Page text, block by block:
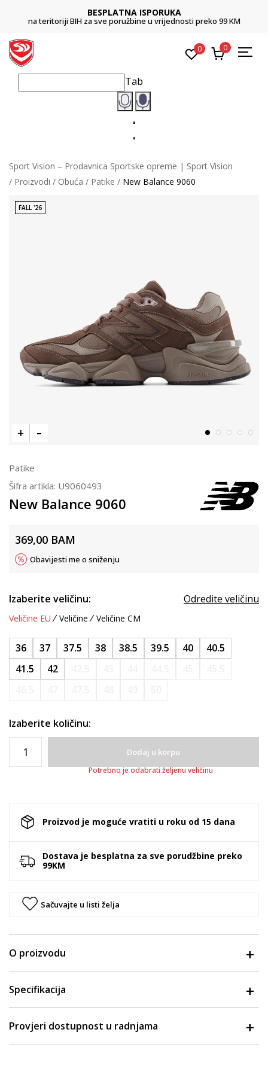
BESPLATNA ISPORUKA
na teritoriji BIH za sve poružbine u vrijednosti preko 99 KM
0 0
Tab
Sport Vision – Prodavnica Sportske opreme | Sport Vision
Proizvodi
Obuća Patike New Balance 9060
FALL '26
Patike
Šifra artikla: U9060493
New Balance 9060
369,00 BAM
Obavijesti me o sniženju
Izaberite veličinu: Odredite veličinu
Veličine EU Veličine Veličine CM
36 37 37.5 38 38.5 39.5 40
40.5
41.5
42
Izaberite količinu:
Dodaj u korpu
Potrebno je odabrati željenu veličinu
Proizvod je moguće vratiti u roku od 15 dana
Dostava je besplatna za sve porudžbine preko
99KM
Sačuvajte u listi želja
O proizvodu
Specifikacija
Provjeri dostupnost u radnjama